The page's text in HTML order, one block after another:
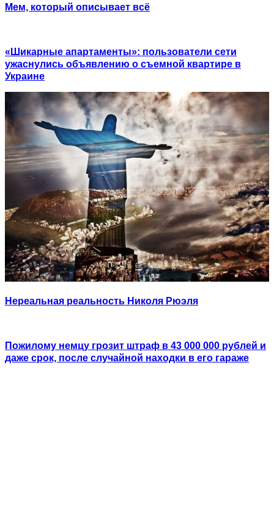
Мем, который описывает всё
«Шикарные апартаменты»: пользователи сети
ужаснулись объявлению о съемной квартире в
Украине
Нереальная реальность Николя Рюэля
Пожилому немцу грозит штраф в 43 000 000 рублей и
даже срок, после случайной находки в его гараже